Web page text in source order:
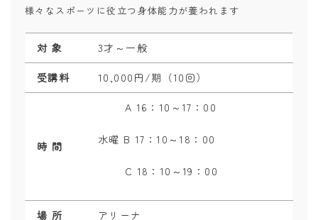
様々なスポーツに役立つ身体能力が養われます
対 象 3才～一般
受講料 10,000円/期（10回）
時 間
A 16 ： 10～17 ： 00
水曜 B 17：10～18：00
C 18：10～19：00
場 所 アリーナ